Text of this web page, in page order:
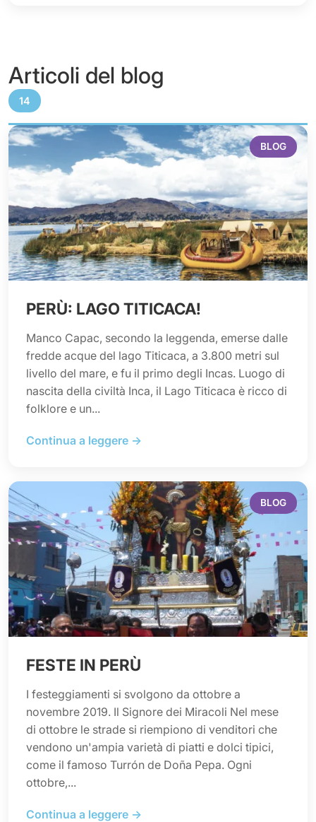
Articoli del blog
14
BLOG
PERÙ: LAGO TITICACA!
Manco Capac, secondo la leggenda, emerse dalle
fredde acque del lago Titicaca, a 3.800 metri sul
livello del mare, e fu il primo degli Incas. Luogo di
nascita della civiltà Inca, il Lago Titicaca è ricco di
folklore e un...
Continua a leggere →
BLOG
FESTE IN PERÙ
I festeggiamenti si svolgono da ottobre a
novembre 2019. Il Signore dei Miracoli Nel mese
di ottobre le strade si riempiono di venditori che
vendono un'ampia varietà di piatti e dolci tipici,
come il famoso Turrón de Doña Pepa. Ogni
ottobre,...
Continua a leggere →